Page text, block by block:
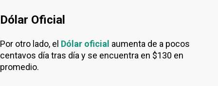
Dólar Oficial
Por otro lado, el Dólar oficial aumenta de a pocos
centavos día tras día y se encuentra en $130 en
promedio.